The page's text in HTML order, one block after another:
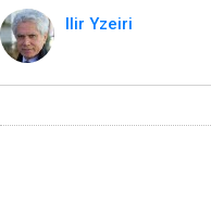
Ilir Yzeiri